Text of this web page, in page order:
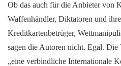
Ob das auch für die Anbieter von
Waffenhändler, Diktatoren und
Kreditkartenbetrüger,
sagen die Autoren nicht. Egal. Die
„eine verbindliche Internationale